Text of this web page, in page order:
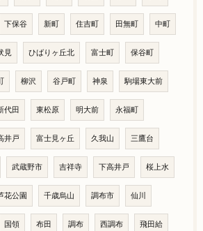
下保谷 新町 住吉町 田無町 中町
見 ひばりヶ丘北 富士町 保谷町
柳沢 谷戸町 神泉 駒場東大前
代田 東松原 明大前 永福町
井戸 富士見ヶ丘 久我山 三鷹台
武蔵野市 吉祥寺 下高井戸 桜上水
花公園 千歳烏山 調布市 仙川
国領 布田 調布 西調布 飛田給